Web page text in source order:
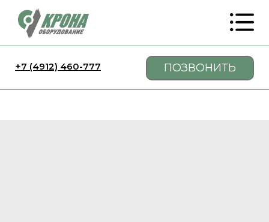
+7 (4912) 460-777 ПОЗВОНИТЬ